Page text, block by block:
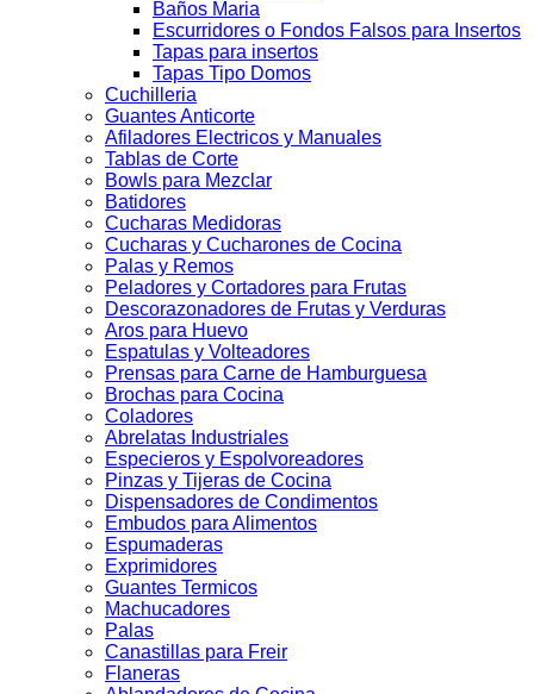
Baños Maria
Escurridores o Fondos Falsos para Insertos
Tapas para insertos
Tapas Tipo Domos
Cuchilleria
Guantes Anticorte
Afiladores Electricos y Manuales
Tablas de Corte
Bowls para Mezclar
Batidores
Cucharas Medidoras
Cucharas y Cucharones de Cocina
Palas y Remos
Peladores y Cortadores para Frutas
Descorazonadores de Frutas y Verduras
Aros para Huevo
Espatulas y Volteadores
Prensas para Carne de Hamburguesa
Brochas para Cocina
Coladores
Abrelatas Industriales
Especieros y Espolvoreadores
Pinzas y Tijeras de Cocina
Dispensadores de Condimentos
Embudos para Alimentos
Espumaderas
Exprimidores
Guantes Termicos
Machucadores
Palas
Canastillas para Freir
Flaneras